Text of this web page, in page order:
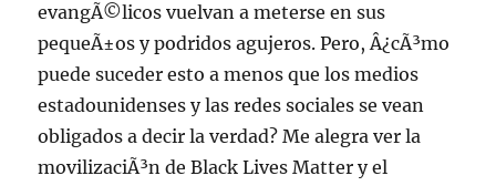
evangÃ©licos vuelvan a meterse en sus
pequeÃ±os y podridos agujeros. Pero, Â¿cÃ³mo
puede suceder esto a menos que los medios
estadounidenses y las redes sociales se vean
obligados a decir la verdad? Me alegra ver la
movilizaciÃ³n de Black Lives Matter y el